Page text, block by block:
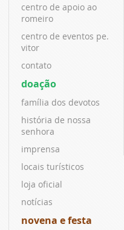
centro de apoio ao
romeiro
centro de eventos pe.
vitor
contato
doação
família dos devotos
história de nossa
senhora
imprensa
locais turísticos
loja oficial
notícias
novena e festa